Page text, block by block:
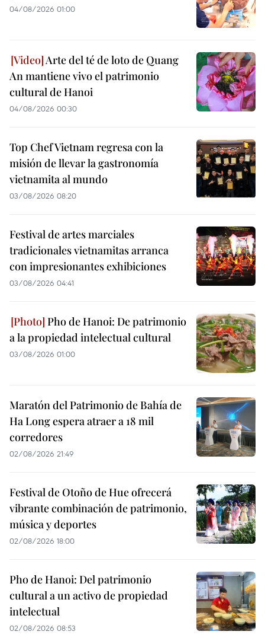
04/08/2026 01:00
Arte del té de loto de Quang
An mantiene vivo el patrimonio
cultural de Hanoi
04/08/2026 00:30
Top Chef Vietnam regresa con la
misión de llevar la gastronomía
vietnamita al mundo
03/08/2026 08:20
Festival de artes marciales
tradicionales vietnamitas arranca
con impresionantes exhibiciones
03/08/2026 04:41
Pho de Hanoi: De patrimonio
a la propiedad intelectual cultural
03/08/2026 01:00
Maratón del Patrimonio de Bahía de
Ha Long espera atraer a 18 mil
corredores
02/08/2026 21:49
Festival de Otoño de Hue ofrecerá
vibrante combinación de patrimonio,
música y deportes
02/08/2026 18:00
Pho de Hanoi: Del patrimonio
cultural a un activo de propiedad
intelectual
02/08/2026 08:53